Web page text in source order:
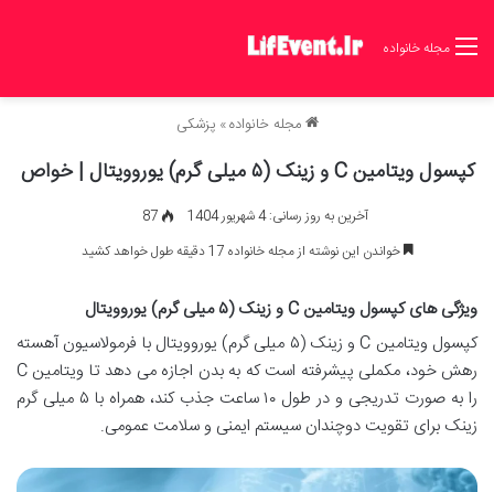
مجله خانواده
مجله خانواده» پزشکی
کپسول ویتامین C و زینک (۵ میلی گرم) یوروویتال | خواص
آخرین به روز رسانی: 4 شهریور 1404
87
خواندن این نوشته از مجله خانواده 17 دقیقه طول خواهد کشید
ویژگی های کپسول ویتامین C و زینک (۵ میلی گرم) یوروویتال
کپسول ویتامین C و زینک (۵ میلی گرم) یوروویتال با فرمولاسیون آهسته
رهش خود، مکملی پیشرفته است که به بدن اجازه می دهد تا ویتامین C
را به صورت تدریجی و در طول ۱۰ ساعت جذب کند، همراه با ۵ میلی گرم
زینک برای تقویت دوچندان سیستم ایمنی و سلامت عمومی.